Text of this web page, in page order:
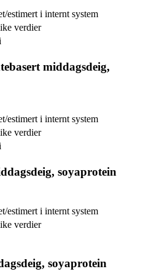
estimert i internt system
verdier
middagsdeig,
estimert i internt system
verdier
soyaprotein
estimert i internt system
verdier
soyaprotein